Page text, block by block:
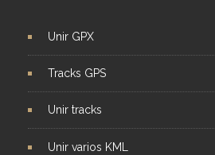
Unir GPX
Tracks GPS
Unir tracks
Unir varios KML